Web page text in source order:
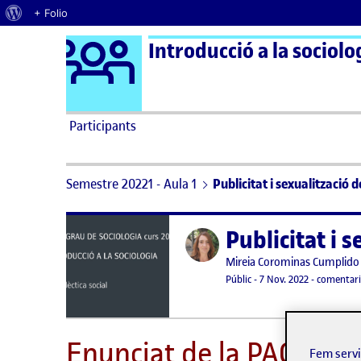
Quant al WordPress
+ Folio
Saltar al contingut Logo Ágora
Introducció a la
Participants
Semestre 20221 - Aula 1 Publicitat i sexualització
Publicat perPublicitat i
Publicat per
Mireia Corominas Cumplido
Visibilitat:
Públic-Data de publicació
7 Nov. 202219
-comentari
Enunciat de la PAC Fem